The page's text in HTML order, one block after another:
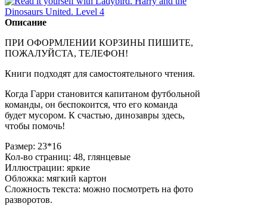
Описание
ПРИ ОФОРМЛЕНИИ КОРЗИНЫ ПИШИТЕ,
ПОЖАЛУЙСТА, ТЕЛЕФОН!
Книги подходят для самостоятельного чтения.
Когда Гарри становится капитаном футбольной
команды, он беспокоится, что его команда
будет мусором. К счастью, динозавры здесь,
чтобы помочь!
Размер: 23*16
Кол-во страниц: 48, глянцевые
Иллюстрации: яркие
Обложка: мягкий картон
Сложность текста: можно посмотреть на фото
разворотов.